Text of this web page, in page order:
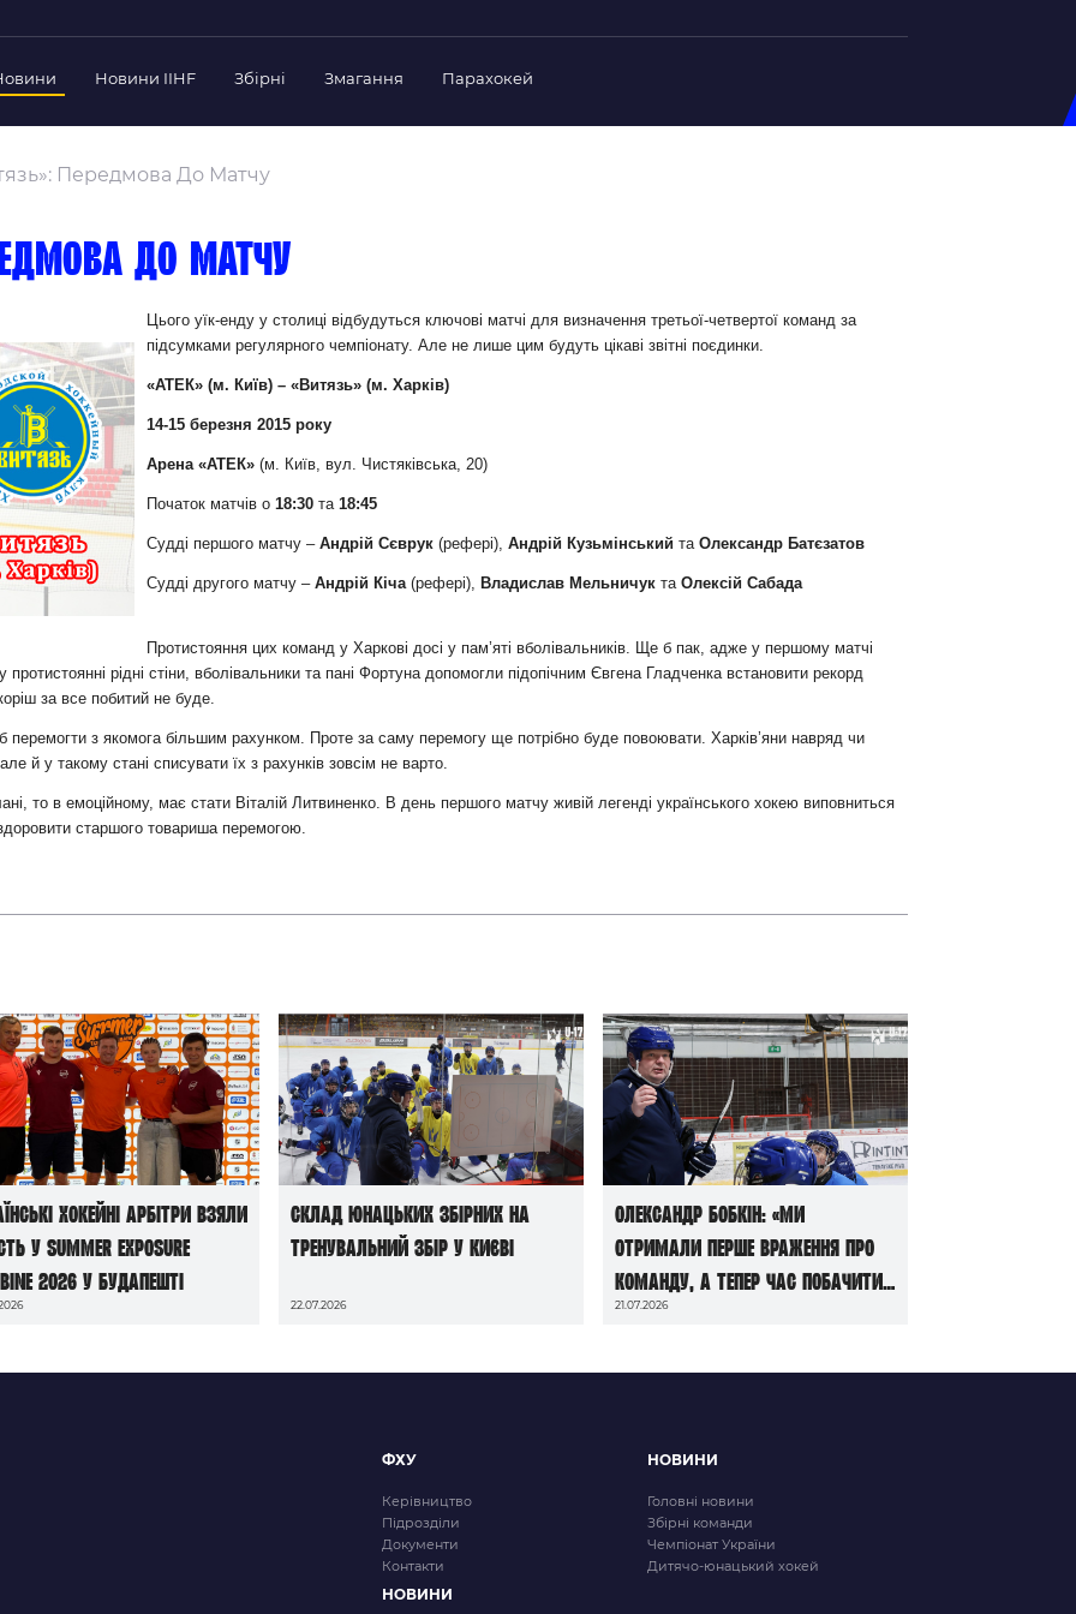
Федерації
документи
Ради Федерації
Новини IIHF Збірні
Склад Збірної
Календар Матчів
Україна U-18
Склад Збірної
Тренерський Штаб
Календар Матчів
Україна (ж)
Склад Збірної
Змагання Парахокей
Передмова До Матчу
до матчу
Цього уїк-енду у столиці відбудуться ключові матчі для визначення третьої-четвертої команд за
підсумками регулярного чемпіонату. Але не лише цим будуть цікаві звітні поєдинки.
«АТЕК» (м. Київ) – «Витязь» (м. Харків)
14-15 березня 2015 року
Арена «АТЕК» (м. Київ, вул. Чистяківська, 20)
Початок матчів о 18:30 та 18:45
Судді першого матчу – Андрій Сєврук (рефері), Андрій Кузьмінський та Олександр Батєзатов
Судді другого матчу – Андрій Кіча(рефері), Владислав Мельничук та Олексій Сабада
Протистояння цих команд у Харкові досі у пам’яті вболівальників. Ще б пак, адже у першому матчі
рідні стіни, вболівальники та пані Фортуна допомогли підопічним Євгена Гладченка встановити рекорд
за все побитий не буде.
перемогти з якомога більшим рахунком. Проте за саму перемогу ще потрібно буде повоювати. Харків’яни навряд чи
й у такому стані списувати їх з рахунків зовсім не варто.
то в емоційному, має стати Віталій Литвиненко. В день першого матчу живій легенді українського хокею виповниться
старшого товариша перемогою.
хокейні арбітри взяли
у Summer Exposure
2026 у Будапешті
Склад юнацьких збірних на
тренувальний збір у Києві
22.07.2026
Олександр Бобкін: «Ми
отримали перше враження про
команду, а тепер час побачити
її в грі»
21.07.2026
ФХУ
Керівництво
Підрозділи
Документи
Контакти
НОВИНИ
Головні новини
Збірні команди
Чемпіонат України
Дитячо-юнацький хокей
НОВИНИ